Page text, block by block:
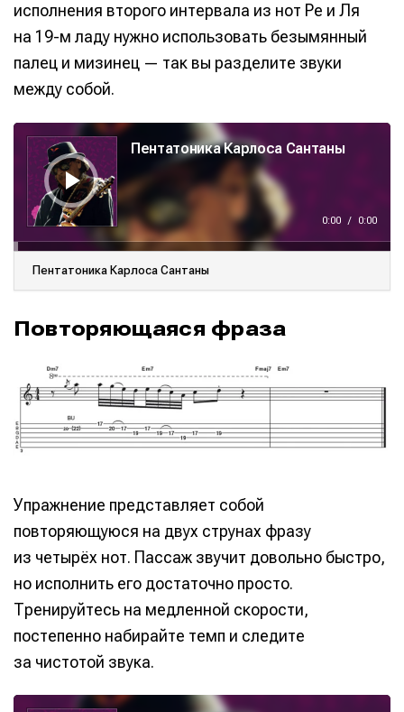
исполнения второго интервала из нот Ре и Ля
на 19-м ладу нужно использовать безымянный
палец и мизинец — так вы разделите звуки
между собой.
А
Пентатоника Карлоса Сантаны
0:00 / 0:00
Пентатоника Карлоса Сантаны
Повторяющаяся фраза
Упражнение представляет собой
повторяющуюся на двух струнах фразу
из четырёх нот. Пассаж звучит довольно быстро,
но исполнить его достаточно просто.
Тренируйтесь на медленной скорости,
постепенно набирайте темп и следите
за чистотой звука.
А